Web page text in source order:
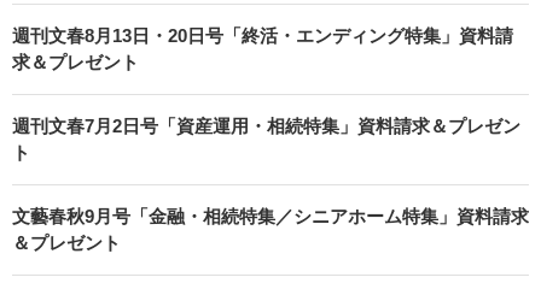
週刊文春8月13日・20日号「終活・エンディング特集」資料請
求＆プレゼント
週刊文春7月2日号「資産運用・相続特集」資料請求＆プレゼン
ト
文藝春秋9月号「金融・相続特集／シニアホーム特集」資料請求
＆プレゼント